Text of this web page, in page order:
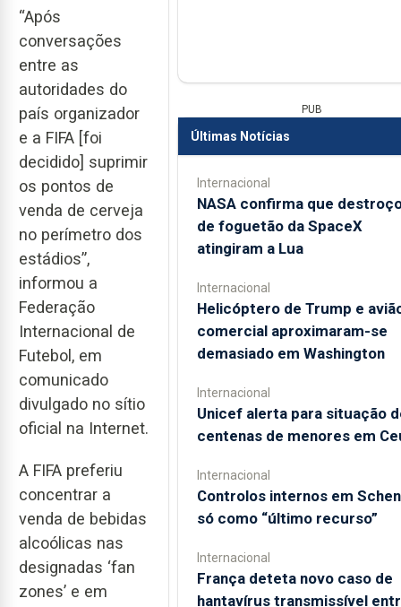
“Após
conversações
entre as
autoridades do
país organizador
e a FIFA [foi
decidido] suprimir
os pontos de
venda de cerveja
no perímetro dos
estádios”,
informou a
Federação
Internacional de
Futebol, em
comunicado
divulgado no sítio
oficial na Internet.
A FIFA preferiu
concentrar a
venda de bebidas
alcoólicas nas
designadas ‘fan
zones’ e em
PUB
Últimas Notícias
Internacional
NASA confirma que
de foguetão da SpaceX
atingiram a Lua
Internacional
Helicóptero de Trump e
comercial aproximaram-se
demasiado em Washington
Internacional
Unicef alerta para situação
centenas de menores em
Internacional
Controlos internos em
só como “último recurso”
Internacional
França deteta novo caso de
hantavírus transmissível